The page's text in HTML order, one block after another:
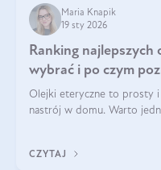
Maria Knapik
19 sty 2026
Ranking
wybrać i po czym
Olejki eteryczne to prosty
nastrój w domu. Warto
kryteria wyboru!
CZYTAJ